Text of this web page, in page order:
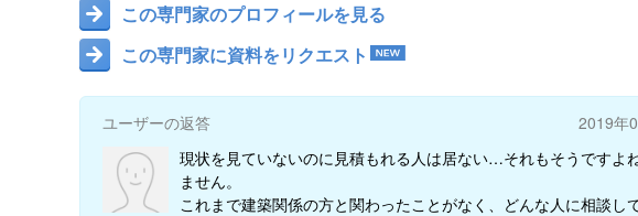
この専門家のプロフィールを見る
この専門家に資料をリクエスト
ユーザーの返答
2019年
現状を見ていないのに見積もれる人は居ない…それもそうですよ
ません。
これまで建築関係の方と関わったことがなく、どんな人に相談し